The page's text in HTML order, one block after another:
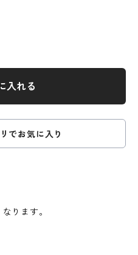
入れる
でお気に入り
ります。